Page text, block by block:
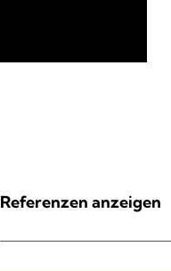
Referenzen anzeigen